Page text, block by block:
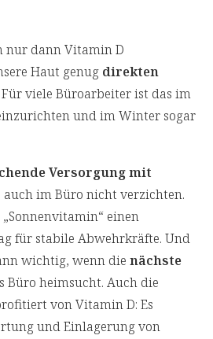
nur dann Vitamin D
Haut genug direkten
viele Büroarbeiter ist das im
und im Winter sogar
Versorgung mit
auch im Büro nicht verzichten.
einen
für stabile Abwehrkräfte. Und
wichtig, wenn die nächste
Büro heimsucht. Auch die
von Vitamin D: Es
und Einlagerung von